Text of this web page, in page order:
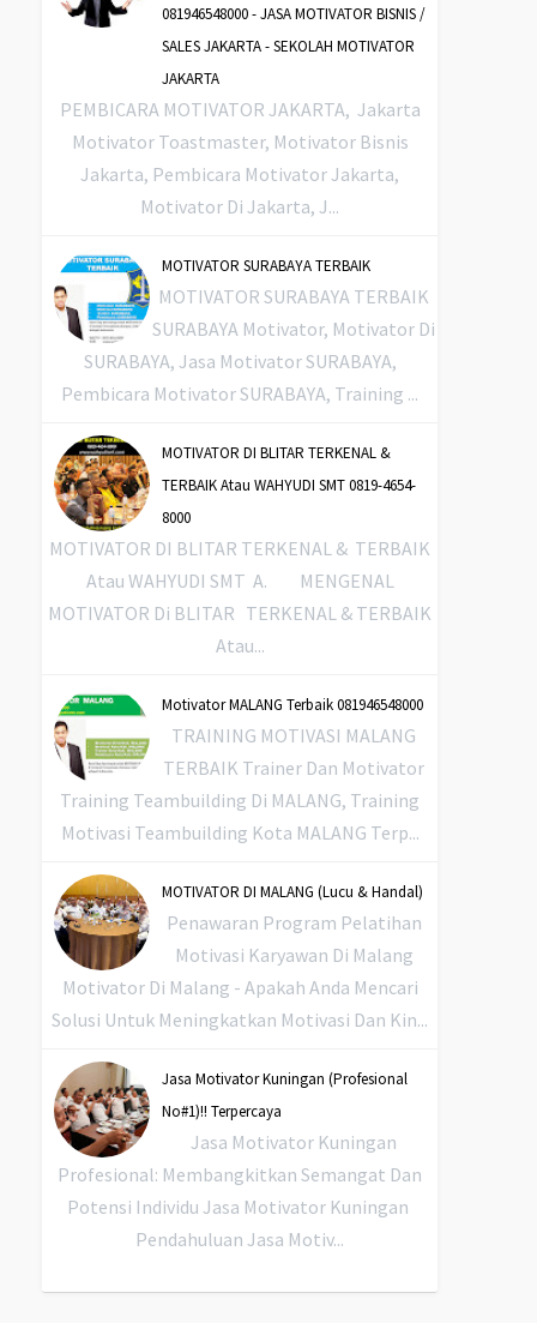
081946548000 - JASA MOTIVATOR BISNIS /
SALES JAKARTA - SEKOLAH MOTIVATOR
JAKARTA
PEMBICARA MOTIVATOR JAKARTA, Jakarta
Motivator Toastmaster, Motivator Bisnis
Jakarta, Pembicara Motivator Jakarta,
Motivator Di Jakarta, J...
MOTIVATOR SURABAYA TERBAIK
MOTIVATOR SURABAYA TERBAIK
SURABAYA Motivator, Motivator Di
SURABAYA, Jasa Motivator SURABAYA,
Pembicara Motivator SURABAYA, Training ...
MOTIVATOR DI BLITAR TERKENAL &
TERBAIK Atau WAHYUDI SMT 0819-4654-
8000
MOTIVATOR DI BLITAR TERKENAL & TERBAIK
Atau WAHYUDI SMT A. MENGENAL
MOTIVATOR Di BLITAR TERKENAL & TERBAIK
Atau...
Motivator MALANG Terbaik 081946548000
TRAINING MOTIVASI MALANG
TERBAIK Trainer Dan Motivator
Training Teambuilding Di MALANG, Training
Motivasi Teambuilding Kota MALANG Terp...
MOTIVATOR DI MALANG (Lucu & Handal)
Penawaran Program Pelatihan
Motivasi Karyawan Di Malang
Motivator Di Malang - Apakah Anda Mencari
Solusi Untuk Meningkatkan Motivasi Dan Kin...
Jasa Motivator Kuningan (Profesional
No#1)!! Terpercaya
Jasa Motivator Kuningan
Profesional: Membangkitkan Semangat Dan
Potensi Individu Jasa Motivator Kuningan
Pendahuluan Jasa Motiv...